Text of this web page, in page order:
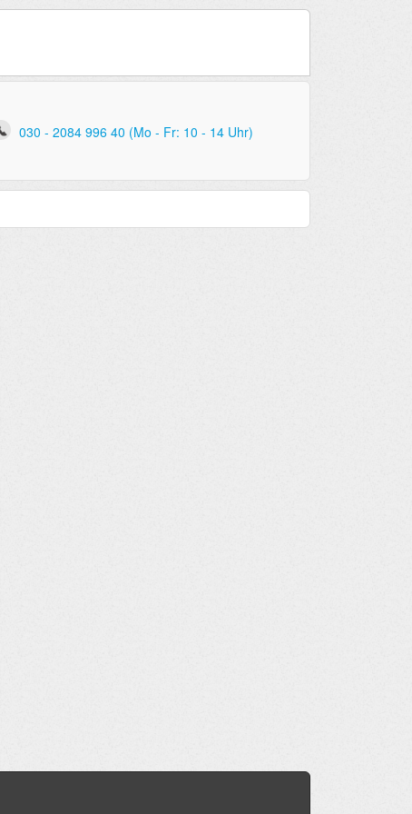
030 - 2084 996 40 (Mo - Fr: 10 - 14 Uhr)